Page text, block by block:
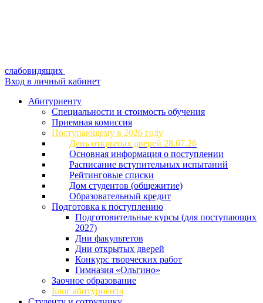
слабовидящих
Вход в личный кабинет
Абитуриенту
Специальности и стоимость обучения
Приемная комиссия
Поступающему в 2026 году
День открытых дверей 28.07.26
Основная информация о поступлении
Расписание вступительных испытаний
Рейтинговые списки
Дом студентов (общежитие)
Образовательный кредит
Подготовка к поступлению
Подготовительные курсы (для поступающих
2027)
Дни факультетов
Дни открытых дверей
Конкурс творческих работ
Гимназия «Ольгино»
Заочное образование
Блог абитуриента